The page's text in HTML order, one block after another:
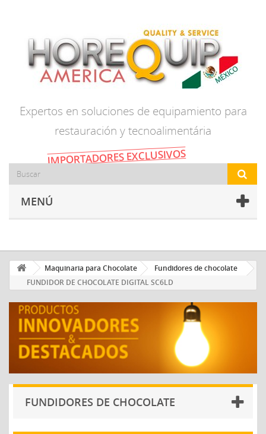
Expertos en soluciones de equipamiento para
restauración y tecnoalimentária
IMPORTADORES EXCLUSIVOS
MENÚ
Maquinaria para Chocolate
Fundidores de chocolate
FUNDIDOR DE CHOCOLATE DIGITAL SC6LD
FUNDIDORES DE CHOCOLATE